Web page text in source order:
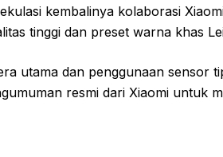
kembalinya kolaborasi
tinggi dan preset warna khas
utama dan penggunaan sensor
resmi dari Xiaomi untuk